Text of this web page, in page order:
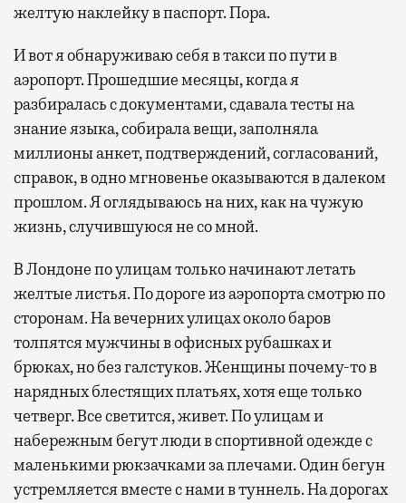
желтую наклейку в паспорт. Пора.
И вот я обнаруживаю себя в такси по пути в
аэропорт. Прошедшие месяцы, когда я
разбиралась с документами, сдавала тесты на
знание языка, собирала вещи, заполняла
миллионы анкет, подтверждений, согласований,
справок, в одно мгновенье оказываются в далеком
прошлом. Я оглядываюсь на них, как на чужую
жизнь, случившуюся не со мной.
В Лондоне по улицам только начинают летать
желтые листья. По дороге из аэропорта смотрю по
сторонам. На вечерних улицах около баров
толпятся мужчины в офисных рубашках и
брюках, но без галстуков. Женщины почему-то в
нарядных блестящих платьях, хотя еще только
четверг. Все светится, живет. По улицам и
набережным бегут люди в спортивной одежде с
маленькими рюкзачками за плечами. Один бегун
устремляется вместе с нами в туннель. На дорогах